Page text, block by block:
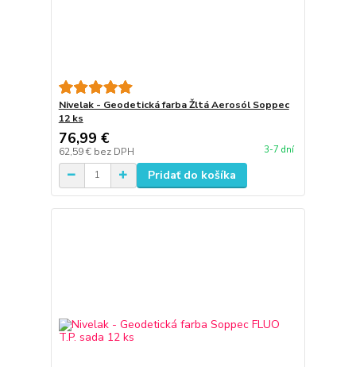
Nivelak - Geodetická farba Žltá Aerosól Soppec
12 ks
76,99 €
62,59 € bez DPH 3-7 dní
Pridať do košíka